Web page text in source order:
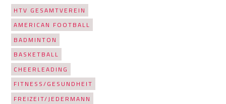
HTV GESAMTVEREIN
AMERICAN FOOTBALL
BADMINTON
BASKETBALL
CHEERLEADING
FITNESS/GESUNDHEIT
FREIZEIT/JEDERMANN